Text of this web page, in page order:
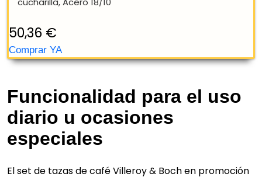
con curvatura para el borde de la taza, Asa
perfecta para sujetarse en la mano
Forma manejable, Bordes resistentes a golpes,
Excepcional dureza y resistencia a los arañazos que
Apto para lavavajillas y microondas, Alta calidad:
Porcelana Premium hecha en Alemania, Acero 18/10
Contiene: 1x Villeroy & Boch NewWave Caffè Juego
cucharilla, Acero 18/10
Funcionalidad para el uso
diario u ocasiones
especiales
El set de tazas de café Villeroy & Boch en promoción